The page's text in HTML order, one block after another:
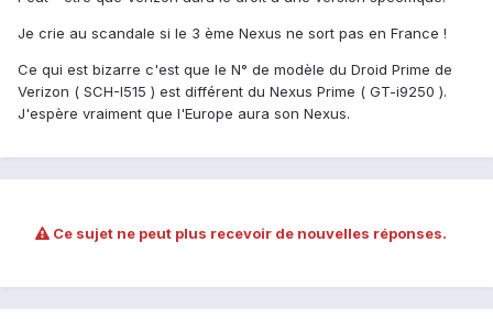
Je crie au scandale si le 3 ème Nexus ne sort pas en France !
Ce qui est bizarre c'est que le N° de modèle du Droid Prime de
Verizon ( SCH-I515 ) est différent du Nexus Prime ( GT-i9250 ).
J'espère vraiment que l'Europe aura son Nexus.
Ce sujet ne peut plus recevoir de nouvelles réponses.